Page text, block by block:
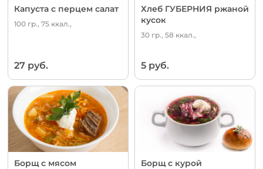
Капуста с перцем салат
100 гр., 75 ккал.,
27 руб.
Хлеб ГУБЕРНИЯ ржаной
кусок
30 гр., 58 ккал.,
5 руб.
Борщ с мясом Борщ с курой